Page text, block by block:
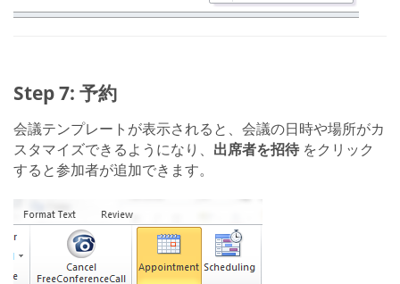
Step 7: 予約
会議テンプレートが表示されると、会議の日時や場所がカ
スタマイズできるようになり、 出席者を招待 をクリック
すると参加者が追加できます。